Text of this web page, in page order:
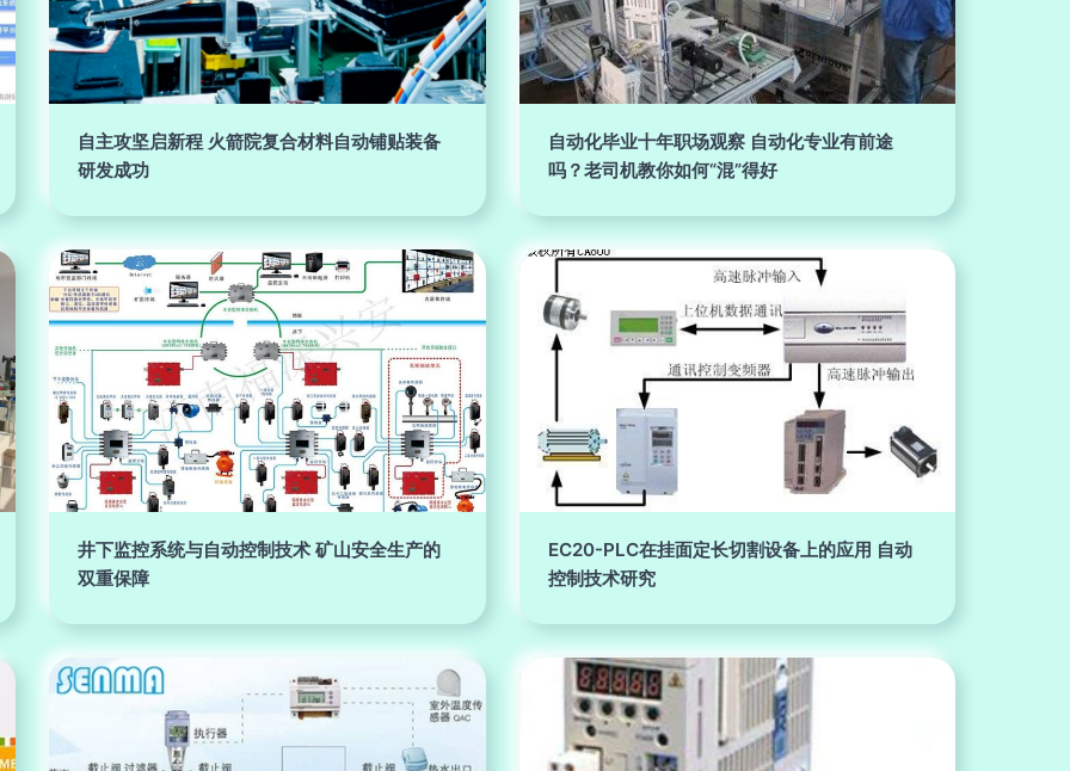
自主攻坚启新程 火箭院复合材料自动铺贴装备
研发成功
自动化毕业十年职场观察 自动化专业有前途
吗？老司机教你如何“混”得好
井下监控系统与自动控制技术 矿山安全生产的
双重保障
EC20-PLC在挂面定长切割设备上的应用 自动
控制技术研究